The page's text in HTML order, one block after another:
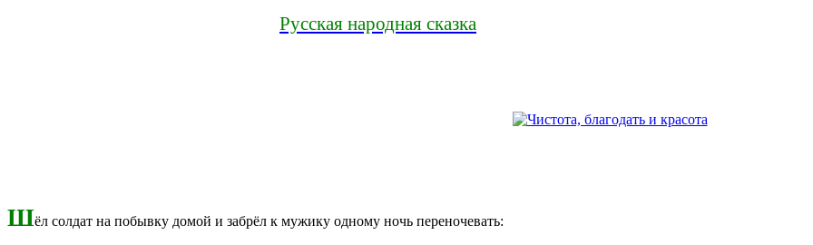
Русская народная сказка
Шёл солдат на побывку домой и забрёл к мужику одному ночь переночевать: